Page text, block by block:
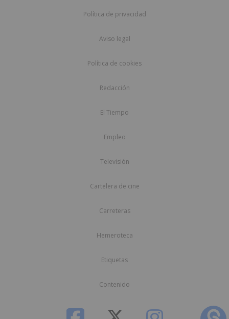
Política de privacidad
Aviso legal
Política de cookies
Redacción
El Tiempo
Empleo
Televisión
Cartelera de cine
Carreteras
Hemeroteca
Etiquetas
Contenido